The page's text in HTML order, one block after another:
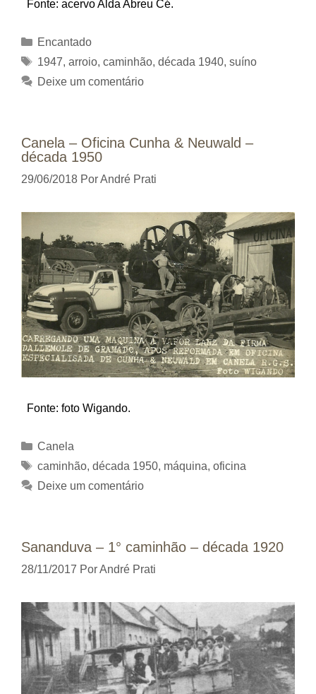
Fonte: acervo Alda Abreu Cé.
Categorias
Encantado
Tags
1947, arroio, caminhão, década 1940, suíno
Deixe um comentário
Canela – Oficina Cunha & Neuwald –
década 1950
29/06/2018 PorAndré Prati
Fonte: foto Wigando.
Categorias
Canela
Tags
caminhão, década 1950, máquina, oficina
Deixe um comentário
Sananduva – 1° caminhão – década 1920
28/11/2017 PorAndré Prati